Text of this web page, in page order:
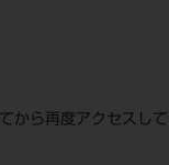
から再度アクセスして